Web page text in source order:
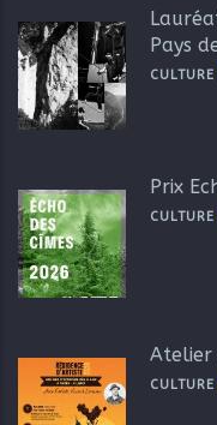
Pays
CULTURE
Prix
CULTURE
Atelier
CULTURE